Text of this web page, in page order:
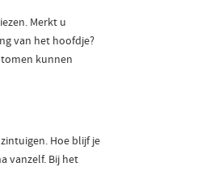
Merkt u
van het hoofdje?
kunnen
Hoe blijf je
vanzelf. Bij het